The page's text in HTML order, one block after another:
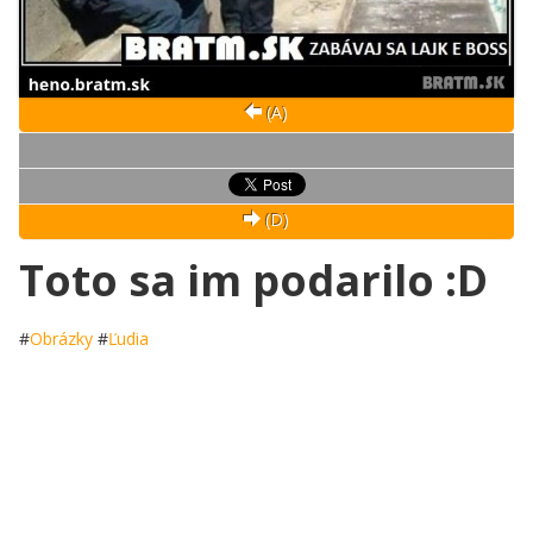
(A)
(D)
Toto sa im podarilo :D
#Obrázky #Ľudia